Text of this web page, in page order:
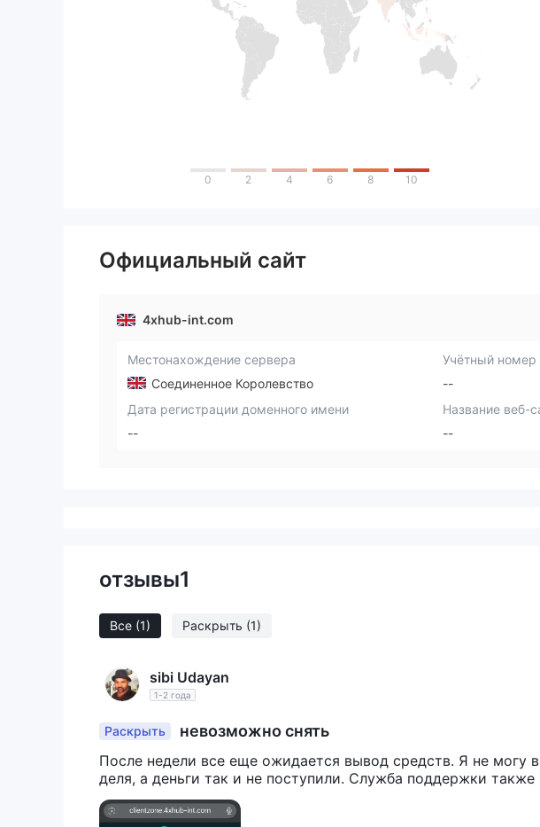
0 2 4 6 8 10
Официальный сайт
4xhub-int.com
Местонахождение сервера
Соединенное Королевство
Учётный номер
--
Дата регистрации доменного имени
--
Название веб-
--
отзывы1
Все (1) Раскрыть (1)
sibi Udayan
1-2 года
Раскрыть невозможно снять
После недели все еще ожидается вывод средств. Я не могу
деля, а деньги так и не поступили. Служба поддержки также